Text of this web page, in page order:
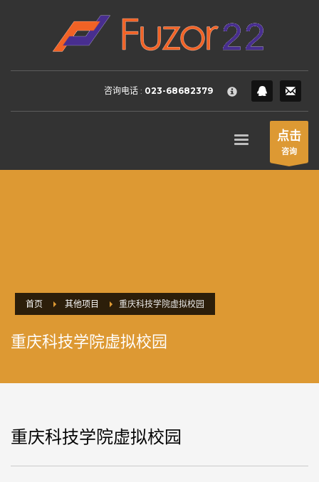
HOW TO SHOP
Login or create new account.
2 Review your order.
FREEshipment
If you still have problems, please let us know, by sending an
SHOWROOM HOURS
咨询电话 : 023-68682379
点击
咨询
首页 其他项目 重庆科技学院虚拟校园
重庆科技学院虚拟校园
重庆科技学院虚拟校园